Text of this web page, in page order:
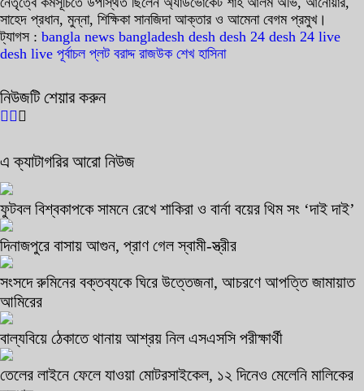
সাহেদ প্রধান, মুন্না, শিক্ষিকা সানজিদা আক্তার ও আমেনা বেগম প্রমুখ।
ট্যাগস : bangla news bangladesh desh desh 24 desh 24 live
desh live পূর্বাচল প্লট বরাদ্দ রাজউক শেখ হাসিনা
নিউজটি শেয়ার করুন
এ ক্যাটাগরির আরো নিউজ
ফুটবল বিশ্বকাপকে সামনে রেখে শাকিরা ও বার্না বয়ের থিম সং ‘দাই দাই’
দিনাজপুরে বাসায় আগুন, প্রাণ গেল স্বামী-স্ত্রীর
সংসদে রুমিনের বক্তব্যকে ঘিরে উত্তেজনা, আচরণে আপত্তি জামায়াত
আমিরের
বাল্যবিয়ে ঠেকাতে থানায় আশ্রয় নিল এসএসসি পরীক্ষার্থী
তেলের লাইনে ফেলে যাওয়া মোটরসাইকেল, ১২ দিনেও মেলেনি মালিকের